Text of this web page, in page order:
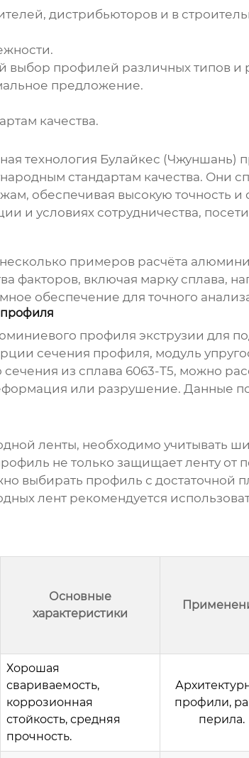
дистрибьюторов и в
выбор профилей различных типов и
предложение.
качества.
технология Булайкес (Чжуншань)
стандартам качества. Они
обеспечивая высокую точность и
и условиях сотрудничества,
примеров расчёта
факторов, включая марку сплава,
обеспечение для точного
профиля экструзии для
сечения профиля, модуль
из сплава 6063-T5, можно
или разрушение. Данные
ленты, необходимо учитывать
не только защищает ленту от
выбирать профиль с достаточной
лент рекомендуется
Основные
характеристики
Хорошая
свариваемость,
коррозионная
стойкость, средняя
прочность.
профили,
перила.